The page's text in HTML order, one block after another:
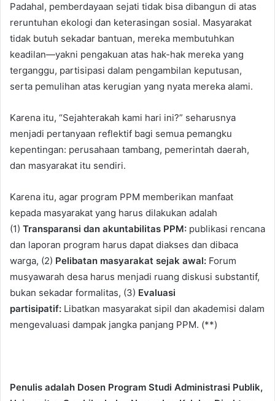
Padahal, pemberdayaan sejati tidak bisa dibangun di atas
reruntuhan ekologi dan keterasingan sosial. Masyarakat
tidak butuh sekadar bantuan, mereka membutuhkan
keadilan—yakni pengakuan atas hak-hak mereka yang
terganggu, partisipasi dalam pengambilan keputusan,
serta pemulihan atas kerugian yang nyata mereka alami.
Karena itu, “Sejahterakah kami hari ini?” seharusnya
menjadi pertanyaan reflektif bagi semua pemangku
kepentingan: perusahaan tambang, pemerintah daerah,
dan masyarakat itu sendiri.
Karena itu, agar program PPM memberikan manfaat
kepada masyarakat yang harus dilakukan adalah
(1) Transparansi dan akuntabilitas PPM: publikasi rencana
dan laporan program harus dapat diakses dan dibaca
warga, (2) Pelibatan masyarakat sejak awal: Forum
musyawarah desa harus menjadi ruang diskusi substantif,
bukan sekadar formalitas, (3) Evaluasi
partisipatif: Libatkan masyarakat sipil dan akademisi dalam
mengevaluasi dampak jangka panjang PPM. (**)
Penulis adalah Dosen Program Studi Administrasi Publik,